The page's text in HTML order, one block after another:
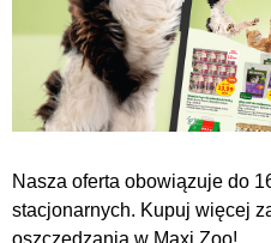
Nasza oferta obowiązuje do
stacjonarnych. Kupuj więcej
oszczędzania w Maxi Zoo!